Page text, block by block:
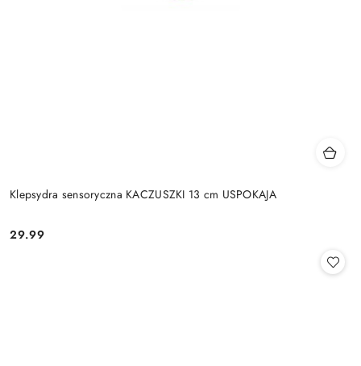
Klepsydra sensoryczna KACZUSZKI 13 cm USPOKAJA
Cena:
29.99